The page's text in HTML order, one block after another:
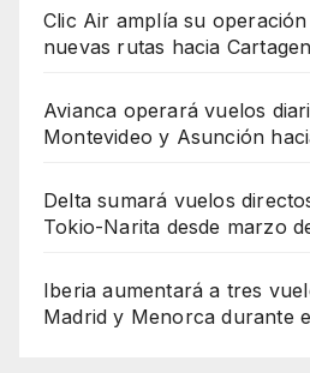
Clic Air amplía su
nuevas rutas hacia
Avianca operará vuelos
Montevideo y Asunción
Delta sumará vuelos
Tokio-Narita desde marzo
Iberia aumentará a tres
Madrid y Menorca durante